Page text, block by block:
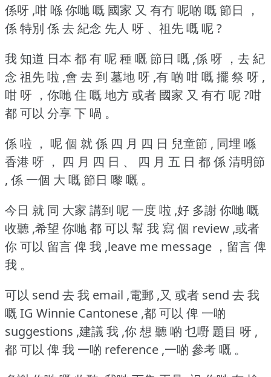
係呀 ,咁 喺 你哋 嘅 國家 又 有冇 呢啲 嘅 節日 ，
係 特別 係 去 紀念 先人 呀 、祖先 嘅 呢 ?
我 知道 日本 都 有 呢 種 嘅 節日 嘅 ,係 呀 ，去 紀
念 祖先 啦 ,會 去 到 墓地 呀 ,有 啲 咁 嘅 擺 祭 呀 ,
咁 呀 ，你哋 住 嘅 地方 或者 國家 又 有冇 呢 ?咁
都 可以 分享 下 喎 。
係 啦 ， 呢 個 就 係 四 月 四 日 兒童節 , 同埋 喺
香港 呀 ， 四 月 四 日 、 四 月 五 日 都 係 清明節
, 係 一個 大 嘅 節日 嚟 嘅 。
今日 就 同 大家 講到 呢 一度 啦 ,好 多謝 你哋 嘅
收聽 ,希望 你哋 都 可以 幫 我 寫 個 review ,或者
你 可以 留言 俾 我 ,leave me message ，留言 俾
我 。
可以 send 去 我 email ,電郵 ,又 或者 send 去 我
嘅 IG Winnie Cantonese ,都 可以 俾 一啲
suggestions ,建議 我 ,你 想 聽 啲 乜嘢 題目 呀 ,
都 可以 俾 我 一啲 reference ,一啲 參考 嘅 。